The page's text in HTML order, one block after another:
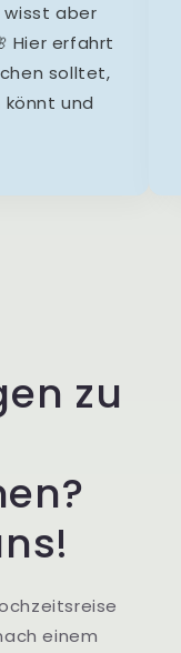
wisst aber
Hier erfahrt
solltet,
könnt und
zu
einem